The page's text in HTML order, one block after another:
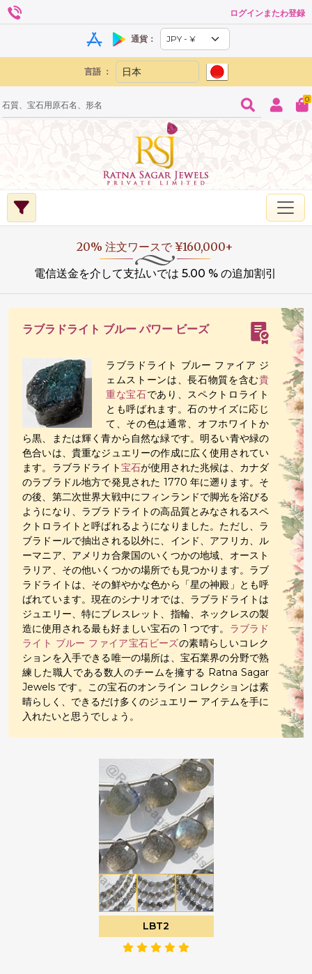
ログインまたわ登録
通貨：
言語 ：
0
20% 注文ワースで ¥160,000+
電信送金を介して支払いでは 5.00 % の追加割引
ラブラドライト ブルー パワー ビーズ
ラブラドライト ブルー ファイア ジ
ェムストーンは、長石物質を含む貴
重な宝石であり、スペクトロライト
とも呼ばれます。石のサイズに応じ
て、その色は通常、オフホワイトか
ら黒、または輝く青から自然な緑です。明るい青や緑の
色合いは、貴重なジュエリーの作成に広く使用されてい
ます。ラブラドライト宝石が使用された兆候は、カナダ
のラブラドル地方で発見された 1770 年に遡ります。そ
の後、第二次世界大戦中にフィンランドで脚光を浴びる
ようになり、ラブラドライトの高品質とみなされるスペ
クトロライトと呼ばれるようになりました。ただし、ラ
ブラドールで抽出される以外に、インド、アフリカ、ル
ーマニア、アメリカ合衆国のいくつかの地域、オースト
ラリア、その他いくつかの場所でも見つかります。ラブ
ラドライトは、その鮮やかな色から「星の神殿」とも呼
ばれています。現在のシナリオでは、ラブラドライトは
ジュエリー、特にブレスレット、指輪、ネックレスの製
造に使用される最も好ましい宝石の 1 つです。 ラブラド
ライト ブルー ファイア宝石ビーズの素晴らしいコレク
ションを入手できる唯一の場所は、宝石業界の分野で熟
練した職人である数人のチームを擁する Ratna Sagar
Jewels です。この宝石のオンライン コレクションは素
晴らしく、できるだけ多くのジュエリー アイテムを手に
入れたいと思うでしょう。
LBT2